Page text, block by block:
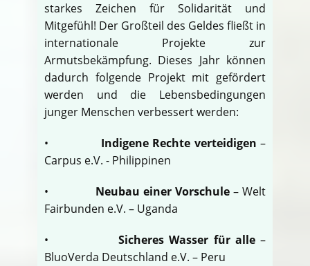
starkes Zeichen für Solidarität und
Mitgefühl! Der Großteil des Geldes fließt in
internationale Projekte zur
Armutsbekämpfung. Dieses Jahr können
dadurch folgende Projekt mit gefördert
werden und die Lebensbedingungen
junger Menschen verbessert werden:
• Indigene Rechte verteidigen –
Carpus e.V. - Philippinen
• Neubau einer Vorschule – Welt
Fairbunden e.V. – Uganda
•Sicheres Wasser für alle–
BluoVerda Deutschland e.V. – Peru